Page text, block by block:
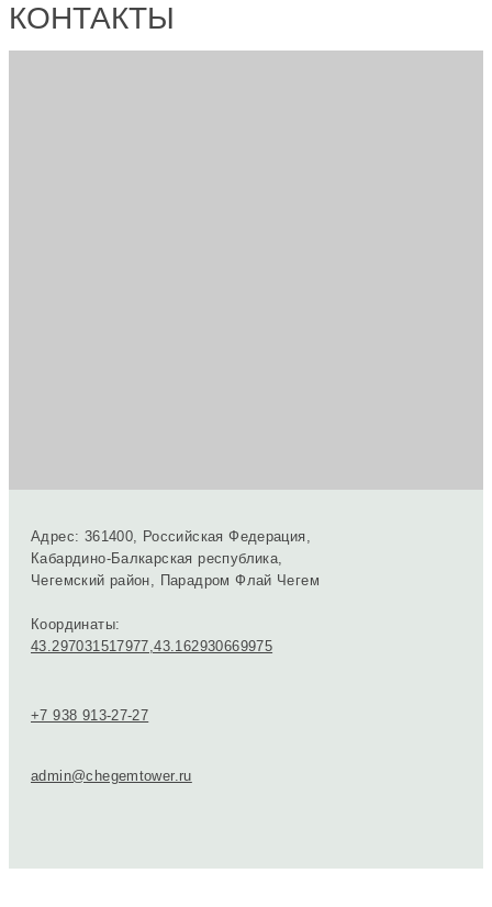
КОНТАКТЫ
Адрес: 361400, Российская Федерация,
Кабардино-Балкарская республика,
Чегемский район, Парадром Флай Чегем
Координаты:
43.297031517977,43.162930669975
+7 938 913-27-27
admin@chegemtower.ru